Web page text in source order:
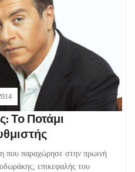
Το Ποτάμι
που παραχώρησε στην πρωινή
επικεφαλής του